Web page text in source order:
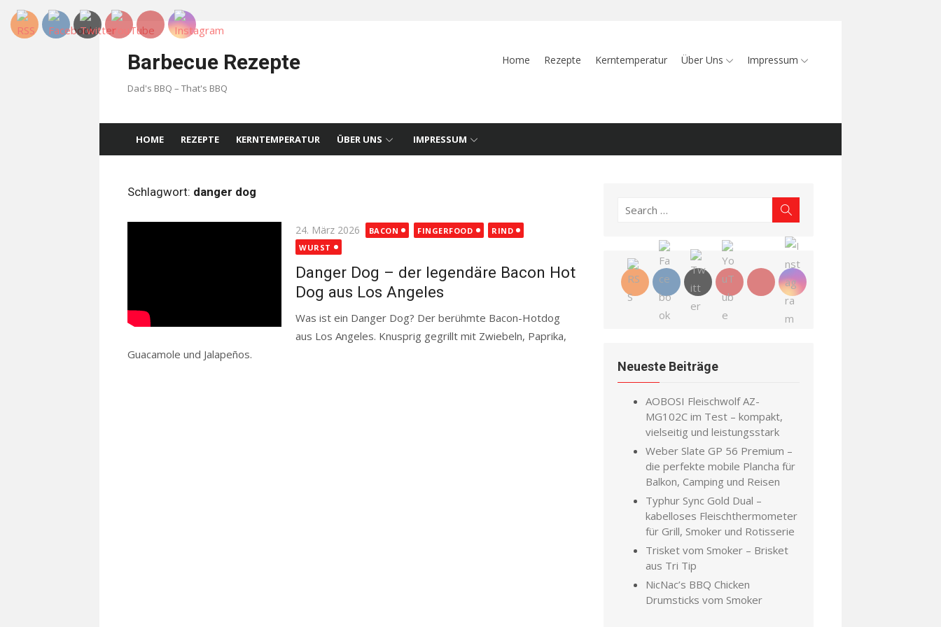
Skip
Barbecue Rezepte
Dad's BBQ – That's BBQ
Home Rezepte Kerntemperatur Über Uns Impressum
HOME REZEPTE KERNTEMPERATUR ÜBER UNS IMPRESSUM
Schlagwort: danger dog
Posted
on
24. März 2026 BACON FINGERFOOD
RIND
WURST
Danger Dog – der legendäre Bacon Hot
Dog aus Los Angeles
Was ist ein Danger Dog? Der berühmte Bacon-Hotdog
aus Los Angeles. Knusprig gegrillt mit Zwiebeln, Paprika,
Guacamole und Jalapeños.
Search
Neueste Beiträge
AOBOSI Fleischwolf AZ-
MG102C im Test – kompakt,
vielseitig und leistungsstark
Weber Slate GP 56 Premium –
die perfekte mobile Plancha für
Balkon, Camping und Reisen
Typhur Sync Gold Dual –
kabelloses Fleischthermometer
für Grill, Smoker und Rotisserie
Trisket vom Smoker – Brisket
aus Tri Tip
NicNac’s BBQ Chicken
Drumsticks vom Smoker